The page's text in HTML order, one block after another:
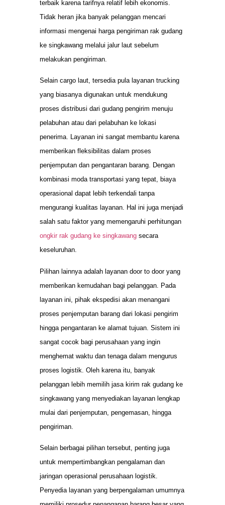
terbaik karena tarifnya relatif lebih ekonomis.
Tidak heran jika banyak pelanggan mencari
informasi mengenai harga pengiriman rak gudang
ke singkawang melalui jalur laut sebelum
melakukan pengiriman.
Selain cargo laut, tersedia pula layanan trucking
yang biasanya digunakan untuk mendukung
proses distribusi dari gudang pengirim menuju
pelabuhan atau dari pelabuhan ke lokasi
penerima. Layanan ini sangat membantu karena
memberikan fleksibilitas dalam proses
penjemputan dan pengantaran barang. Dengan
kombinasi moda transportasi yang tepat, biaya
operasional dapat lebih terkendali tanpa
mengurangi kualitas layanan. Hal ini juga menjadi
salah satu faktor yang memengaruhi perhitungan
ongkir rak gudang ke singkawang secara
keseluruhan.
Pilihan lainnya adalah layanan door to door yang
memberikan kemudahan bagi pelanggan. Pada
layanan ini, pihak ekspedisi akan menangani
proses penjemputan barang dari lokasi pengirim
hingga pengantaran ke alamat tujuan. Sistem ini
sangat cocok bagi perusahaan yang ingin
menghemat waktu dan tenaga dalam mengurus
proses logistik. Oleh karena itu, banyak
pelanggan lebih memilih jasa kirim rak gudang ke
singkawang yang menyediakan layanan lengkap
mulai dari penjemputan, pengemasan, hingga
pengiriman.
Selain berbagai pilihan tersebut, penting juga
untuk mempertimbangkan pengalaman dan
jaringan operasional perusahaan logistik.
Penyedia layanan yang berpengalaman umumnya